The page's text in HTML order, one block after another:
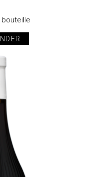
bouteille